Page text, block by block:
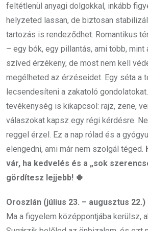
feltétlenül anyagi dolgokkal, inkább
helyzeted lassan, de biztosan
tartozás is rendeződhet. Romantikus
– egy bók, egy pillantás, ami több, mint
szíved érzékeny, de most nem kell
megélheted az érzéseidet. Egy séta a
lecsendesíteni a zakatoló
tevékenység is kikapcsol: rajz, zene,
válaszokat kapsz egy régi kérdésre.
reggel érzel. Ez a nap rólad és a
elengedni, ami már nem szolgál téged.
vár, ha kedvelés és a „sok
gördítesz lejjebb! 🍀
Oroszlán (július 23. – augusztus 22.)
Ma a figyelem középpontjába kerülsz,